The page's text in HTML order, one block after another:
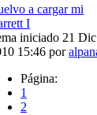
a cargar mi
I
iniciado 21 Dic
15:46 por
Página:
1
2